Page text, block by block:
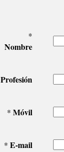
*
Nombre
Profesión
* Móvil
* E-mail